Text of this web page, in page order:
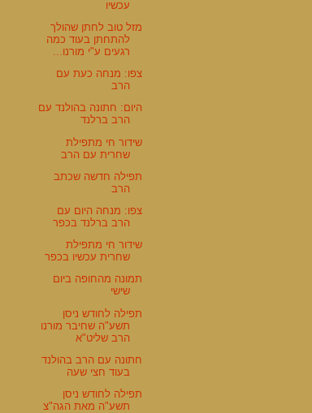
עכשיו
מזל טוב לחתן שהולך
להתחתן בעוד כמה
רגעים ע"י מורנו...
צפו: מנחה כעת עם
הרב
היום: חתונה בהולנד עם
הרב ברלנד
שידור חי מתפילת
שחרית עם הרב
תפילה חדשה שכתב
הרב
צפו: מנחה היום עם
הרב ברלנד בכפר
שידור חי מתפילת
שחרית עכשיו בכפר
תמונה מהחופה ביום
שישי
תפילה לחודש ניסן
תשע"ה שחיבר מורנו
הרב שליט"א
חתונה עם הרב בהולנד
בעוד חצי שעה
תפילה לחודש ניסן
תשע"ה מאת הגה"צ